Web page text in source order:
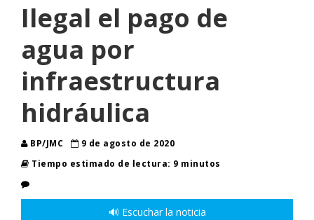
Ilegal el pago de
agua por
infraestructura
hidráulica
BP/JMC
9 de agosto de 2020
Tiempo estimado de lectura: 9 minutos
🔊 Escuchar la noticia